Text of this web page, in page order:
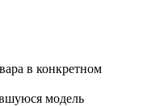
в конкретном
модель